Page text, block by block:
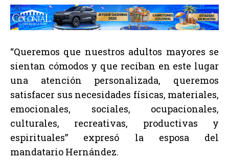
“Queremos que nuestros adultos mayores se
sientan cómodos y que reciban en este lugar
una atención personalizada, queremos
satisfacer sus necesidades físicas, materiales,
emocionales, sociales, ocupacionales,
culturales, recreativas, productivas y
espirituales” expresó la esposa del
mandatario Hernández.